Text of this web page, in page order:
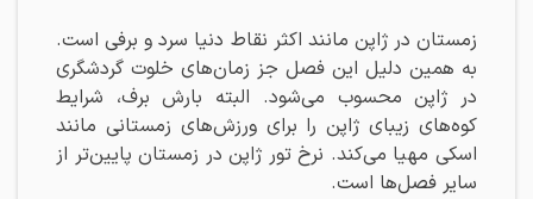
زمستان در ژاپن مانند اکثر نقاط دنیا سرد و برفی است.
به همین دلیل این فصل جز زمان‌های خلوت گردشگری
در ژاپن محسوب می‌شود. البته بارش برف، شرایط
کوه‌های زیبای ژاپن را برای ورزش‌های زمستانی مانند
اسکی مهیا می‌کند. نرخ تور ژاپن در زمستان پایین‌تر از
سایر فصل‌ها است.